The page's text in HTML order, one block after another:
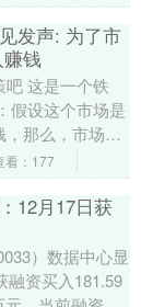
发声: 为了市
钱
吧 这是一个铁
假设这个市场是
那么，市场将
交易场所。市
看：177
12月17日获
）数据中心显
融资买入181.59